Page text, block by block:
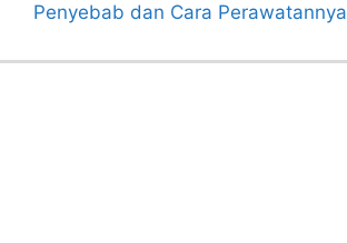
Penyebab dan Cara Perawatannya